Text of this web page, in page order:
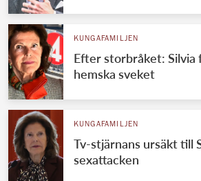
Danska kungahuset
Jordanska kungahuset
Luxemburgska
KUNGAFAMILJEN
Efter storbråket: Silvia
hemska sveket
KUNGAFAMILJEN
Tv-stjärnans ursäkt till
sexattacken